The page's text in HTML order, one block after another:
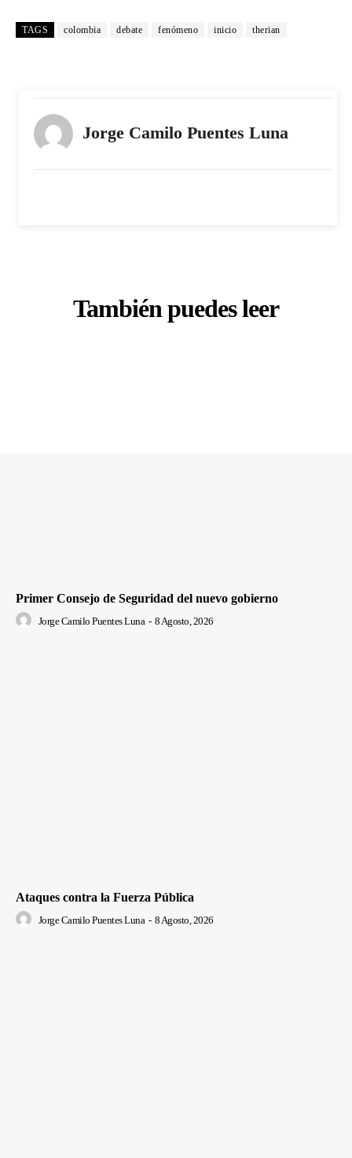
TAGS colombia debate fenómeno inicio therian
Jorge Camilo Puentes Luna
También puedes leer
Primer Consejo de Seguridad del nuevo gobierno
Jorge Camilo Puentes Luna - 8 Agosto, 2026
Ataques contra la Fuerza Pública
Jorge Camilo Puentes Luna - 8 Agosto, 2026